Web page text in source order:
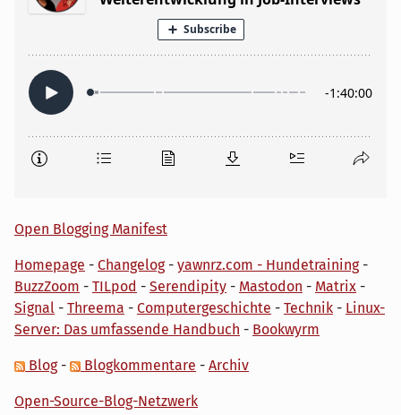
Open Blogging Manifest
Homepage - Changelog- yawnrz.com - Hundetraining-
BuzzZoom - TILpod - Serendipity - Mastodon - Matrix -
Signal - Threema - Computergeschichte - Technik - Linux-
Server: Das umfassende Handbuch - Bookwyrm
Blog- Blogkommentare - Archiv
Open-Source-Blog-Netzwerk